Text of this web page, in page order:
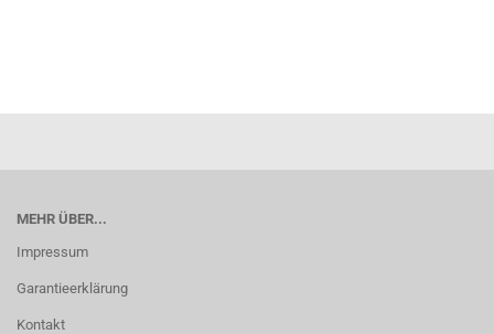
MEHR ÜBER...
Impressum
Garantieerklärung
Kontakt